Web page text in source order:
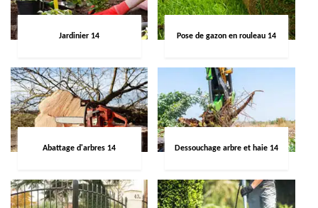
Jardinier 14 Pose de gazon en rouleau 14
Abattage d'arbres 14 Dessouchage arbre et haie 14